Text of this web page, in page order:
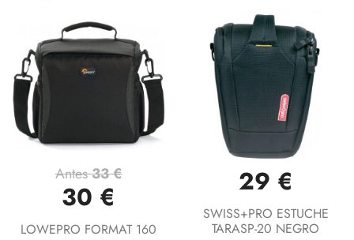
Antes33 €
30 €
LOWEPRO FORMAT 160
29 €
SWISS+PRO ESTUCHE
TARASP-20 NEGRO